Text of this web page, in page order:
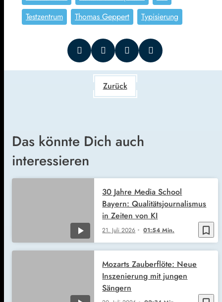
Testzentrum
Thomas Geppert Typisierung
Zurück
Das könnte Dich auch
interessieren
bookmark_border
21. Juli 2026 01:54 Min.
30 Jahre Media School
Bayern: Qualitätsjournalismus
in Zeiten von KI
Mozarts Zauberflöte: Neue
Inszenierung mit jungen
Sängern